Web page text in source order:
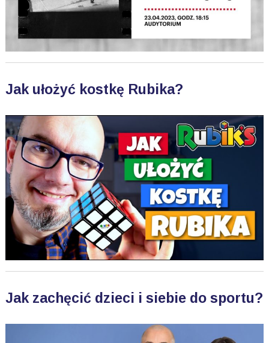
Jak ułożyć kostkę Rubika?
Jak zachęcić dzieci i siebie do sportu?